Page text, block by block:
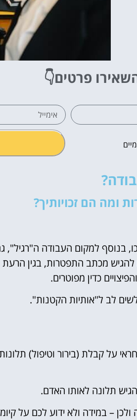
פרטים👇
ומה הם זכויותיך?
בנוסף למקום העבודה ה"רגיל",
מכתב התפטרות, בגין הרעת
כדין מפוטרים.
לב ל"אותיות הקטנות".
על קבלת (בירור וטיפול)
תלונה לאותו האדם.
– במידה ולא ידוע לכם על